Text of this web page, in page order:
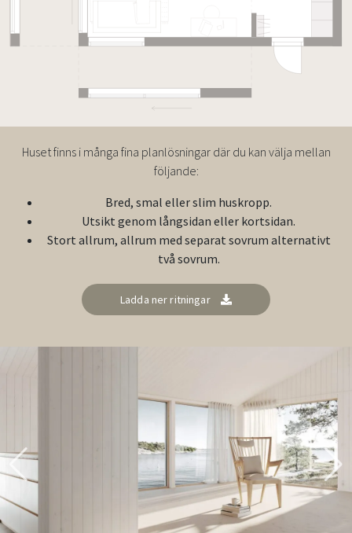
Huset finns i många fina planlösningar där du kan välja mellan
följande:
Bred, smal eller slim huskropp.
Utsikt genom långsidan eller kortsidan.
Stort allrum, allrum med separat sovrum alternativt
två sovrum.
Ladda ner ritningar